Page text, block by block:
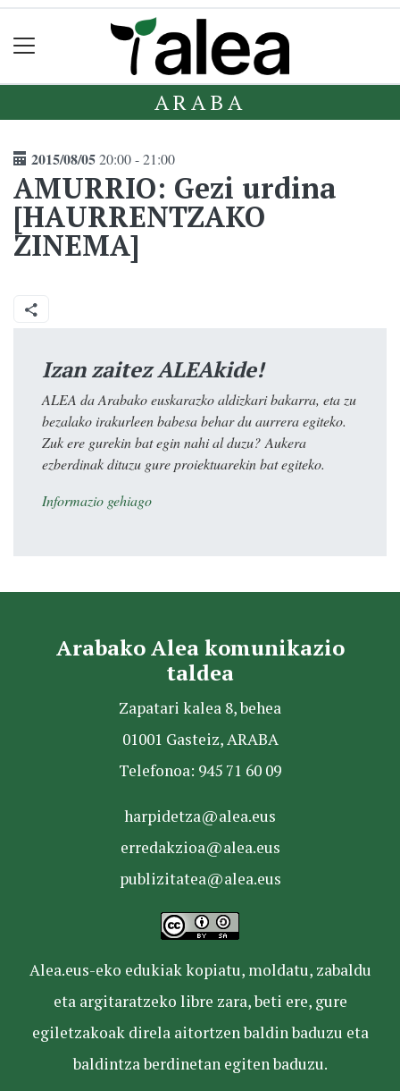
ARABA
2015/08/0520:00 - 21:00
AMURRIO: Gezi urdina
[HAURRENTZAKO
ZINEMA]
Izan zaitez ALEAkide!
ALEA da Arabako euskarazko aldizkari bakarra, eta zu
bezalako irakurleen babesa behar du aurrera egiteko.
Zuk ere gurekin bat egin nahi al duzu? Aukera
ezberdinak dituzu gure proiektuarekin bat egiteko.
Informazio gehiago
Arabako Alea komunikazio
taldea
Zapatari kalea 8, behea
01001 Gasteiz, ARABA
Telefonoa: 945 71 60 09
harpidetza@alea.eus
erredakzioa@alea.eus
publizitatea@alea.eus
Alea.eus-eko edukiak kopiatu, moldatu, zabaldu
eta argitaratzeko libre zara, beti ere, gure
egiletzakoak direla aitortzen baldin baduzu eta
baldintza berdinetan egiten baduzu.